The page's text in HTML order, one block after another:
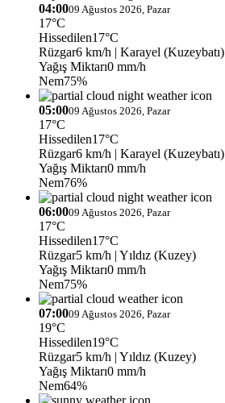
04:0009 Ağustos 2026, Pazar
17°C
Hissedilen17°C
Rüzgar6 km/h | Karayel (Kuzeybatı)
Yağış Miktarı0 mm/h
Nem75%
05:0009 Ağustos 2026, Pazar
17°C
Hissedilen17°C
Rüzgar6 km/h | Karayel (Kuzeybatı)
Yağış Miktarı0 mm/h
Nem76%
06:0009 Ağustos 2026, Pazar
17°C
Hissedilen17°C
Rüzgar5 km/h | Yıldız (Kuzey)
Yağış Miktarı0 mm/h
Nem75%
07:0009 Ağustos 2026, Pazar
19°C
Hissedilen19°C
Rüzgar5 km/h | Yıldız (Kuzey)
Yağış Miktarı0 mm/h
Nem64%